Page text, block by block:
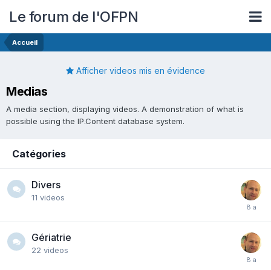
Le forum de l'OFPN
Accueil
Afficher videos mis en évidence
Medias
A media section, displaying videos. A demonstration of what is
possible using the IP.Content database system.
Catégories
Divers
11 videos
Gériatrie
22 videos